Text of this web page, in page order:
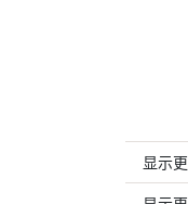
显示